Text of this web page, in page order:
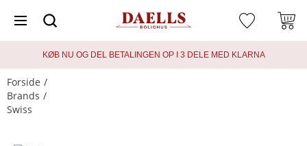
KØB NU OG DEL BETALINGEN OP I 3 DELE MED KLARNA
Forside
Brands
Swiss